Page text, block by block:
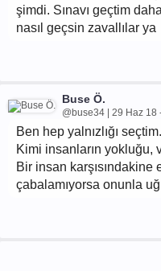
şimdi. Sınavı geçtim
nasıl geçsin zavallılar ya
Buse Ö.
@buse34 | 29 Haz 18
Ben hep yalnızlığı
Kimi insanların yokluğu,
Bir insan
çabalamıyorsa onunla